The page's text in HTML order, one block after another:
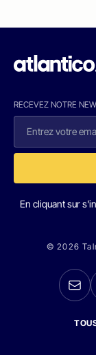
RECEVEZ NOTRE
En cliquant sur
© 2026